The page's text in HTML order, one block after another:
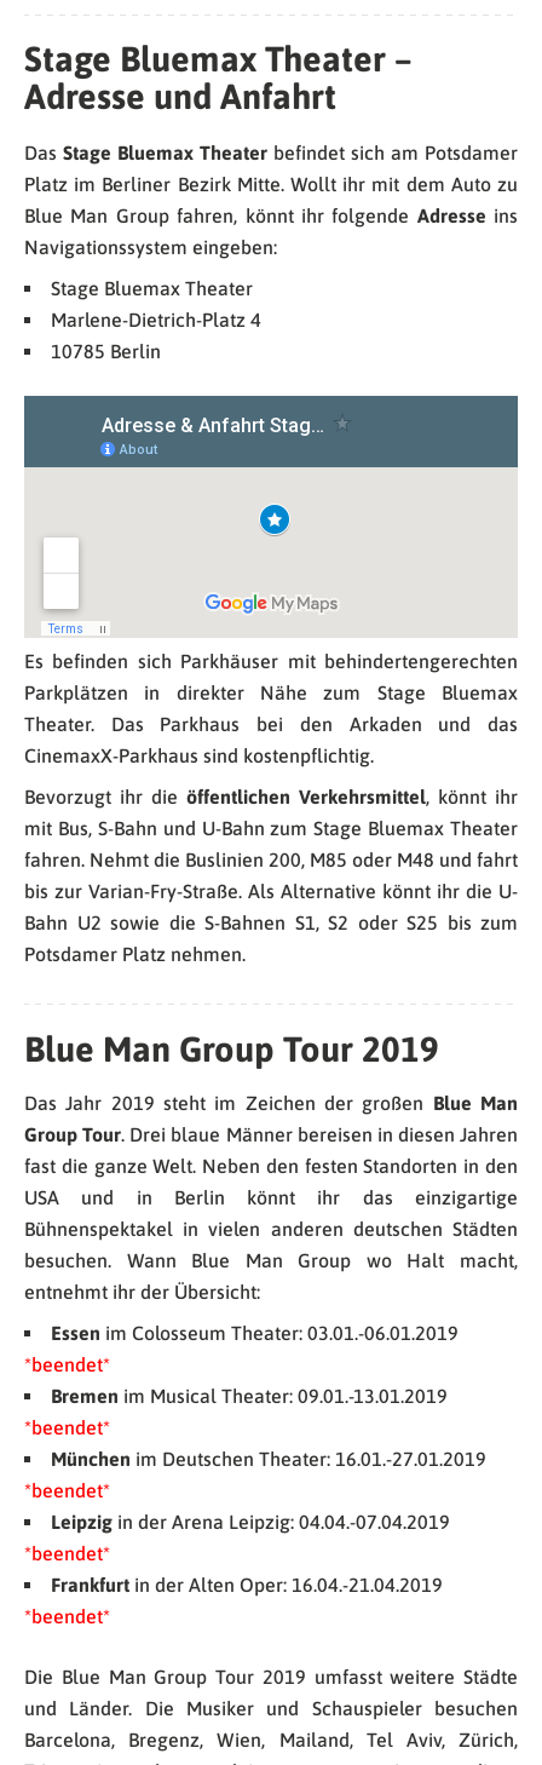
Stage Bluemax Theater –
Adresse und Anfahrt
Das Stage Bluemax Theater befindet sich am Potsdamer
Platz im Berliner Bezirk Mitte. Wollt ihr mit dem Auto zu
Blue Man Group fahren, könnt ihr folgende Adresse ins
Navigationssystem eingeben:
Stage Bluemax Theater
Marlene-Dietrich-Platz 4
10785 Berlin
Es befinden sich Parkhäuser mit behindertengerechten
Parkplätzen in direkter Nähe zum Stage Bluemax
Theater. Das Parkhaus bei den Arkaden und das
CinemaxX-Parkhaus sind kostenpflichtig.
Bevorzugt ihr die öffentlichen Verkehrsmittel, könnt ihr
mit Bus, S-Bahn und U-Bahn zum Stage Bluemax Theater
fahren. Nehmt die Buslinien 200, M85 oder M48 und fahrt
bis zur Varian-Fry-Straße. Als Alternative könnt ihr die U-
Bahn U2 sowie die S-Bahnen S1, S2 oder S25 bis zum
Potsdamer Platz nehmen.
Blue Man Group Tour 2019
Das Jahr 2019 steht im Zeichen der großen Blue Man
Group Tour. Drei blaue Männer bereisen in diesen Jahren
fast die ganze Welt. Neben den festen Standorten in den
USA und in Berlin könnt ihr das einzigartige
Bühnenspektakel in vielen anderen deutschen Städten
besuchen. Wann Blue Man Group wo Halt macht,
entnehmt ihr der Übersicht:
Essen im Colosseum Theater: 03.01.-06.01.2019
*beendet*
Bremen im Musical Theater: 09.01.-13.01.2019
*beendet*
München im Deutschen Theater: 16.01.-27.01.2019
*beendet*
Leipzig in der Arena Leipzig: 04.04.-07.04.2019
*beendet*
Frankfurt in der Alten Oper: 16.04.-21.04.2019
*beendet*
Die Blue Man Group Tour 2019 umfasst weitere Städte
und Länder. Die Musiker und Schauspieler besuchen
Barcelona, Bregenz, Wien, Mailand, Tel Aviv, Zürich,